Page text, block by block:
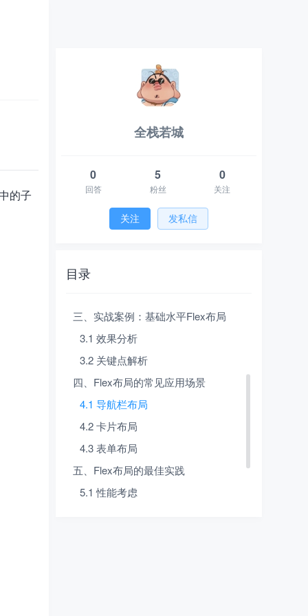
的子
全栈若城
0
回答
5
粉丝
0
关注
关注 发私信
目录
一、Flex布局概述
1.2 为什么选择Flex布局？
二、Flex容器的属性详解
2.1 direction（主轴方向）
2.3 alignItems（交叉轴对齐）
三、实战案例：基础水平Flex布局
3.1 效果分析
3.2 关键点解析
四、Flex布局的常见应用场景
4.1 导航栏布局
4.2 卡片布局
4.3 表单布局
五、Flex布局的最佳实践
5.1 性能考虑